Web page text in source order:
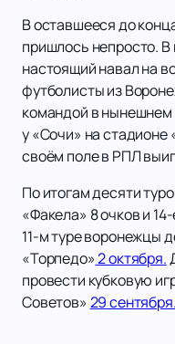
В оставшееся до
пришлось непросто. В
настоящий навал на
футболисты из
командой в нынешнем
у «Сочи» на
своём поле в РПЛ
По итогам десяти
«Факела» 8 очков и
11-м туре воронежцы
«Торпедо»2 октября.
провести кубковую
Советов»29 сентября.